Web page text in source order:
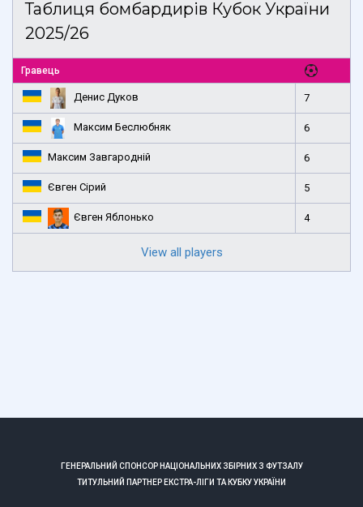
Таблиця бомбардирів Кубок України
2025/26
Гравець
Денис Дуков 7
Максим Беслюбняк 6
Максим Завгародній 6
Євген Сірий 5
Євген Яблонько 4
View all players
ГЕНЕРАЛЬНИЙ СПОНСОР НАЦІОНАЛЬНИХ ЗБІРНИХ З ФУТЗАЛУ
ТИТУЛЬНИЙ ПАРТНЕР ЕКСТРА-ЛІГИ ТА КУБКУ УКРАЇНИ